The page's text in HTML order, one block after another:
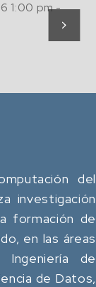
12:00 pm -
del
investigación
formación de
en las áreas
de
de Datos,